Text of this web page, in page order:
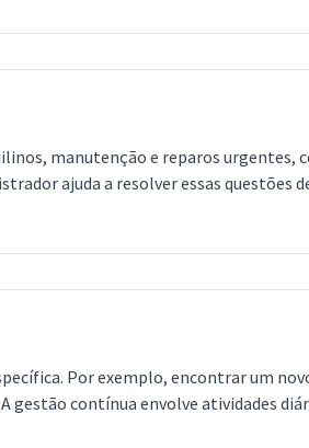
manutenção e reparos urgentes,
ajuda a resolver essas questões
Por exemplo, encontrar um
gestão contínua envolve atividades